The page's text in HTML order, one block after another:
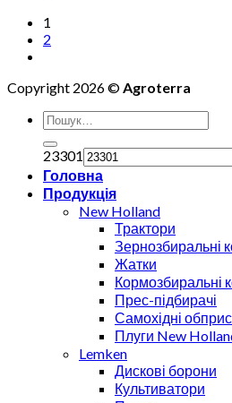
1
2
Copyright 2026 ©Agroterra
23301
Головна
Продукція
New Holland
Трактори
Зернозбиральні
Жатки
Кормозбиральні
Прес-підбирачі
Самохідні
Плуги New
Lemken
Дискові борони
Культиватори